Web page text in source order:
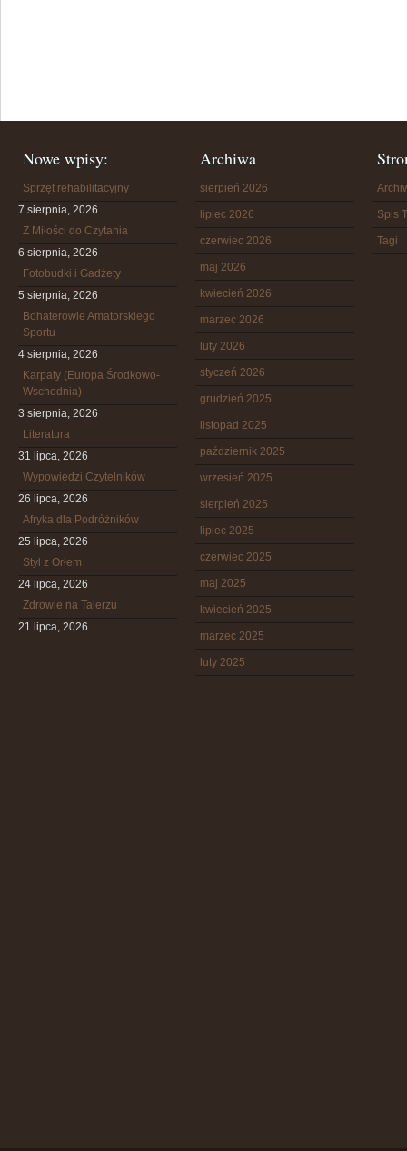
Nowe wpisy:
Sprzęt rehabilitacyjny
7 sierpnia, 2026
Z Miłości do Czytania
6 sierpnia, 2026
Fotobudki i Gadżety
5 sierpnia, 2026
Bohaterowie Amatorskiego
Sportu
4 sierpnia, 2026
Karpaty (Europa Środkowo-
Wschodnia)
3 sierpnia, 2026
Literatura
31 lipca, 2026
Wypowiedzi Czytelników
26 lipca, 2026
Afryka dla Podróżników
25 lipca, 2026
Styl z Orłem
24 lipca, 2026
Zdrowie na Talerzu
21 lipca, 2026
Archiwa
sierpień 2026
lipiec 2026
czerwiec 2026
maj 2026
kwiecień 2026
marzec 2026
luty 2026
styczeń 2026
grudzień 2025
listopad 2025
październik 2025
wrzesień 2025
sierpień 2025
lipiec 2025
czerwiec 2025
maj 2025
kwiecień 2025
marzec 2025
luty 2025
Spis
Tagi